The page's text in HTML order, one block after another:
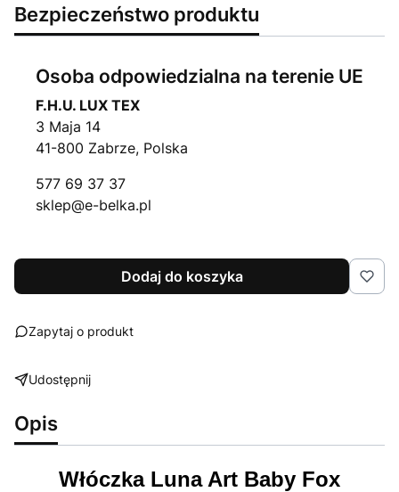
Bezpieczeństwo produktu
Osoba odpowiedzialna na terenie UE
F.H.U. LUX TEX
3 Maja 14
41-800 Zabrze, Polska
577 69 37 37
sklep@e-belka.pl
Dodaj do koszyka
Zapytaj o produkt
Udostępnij
Opis
Włóczka Luna Art Baby Fox